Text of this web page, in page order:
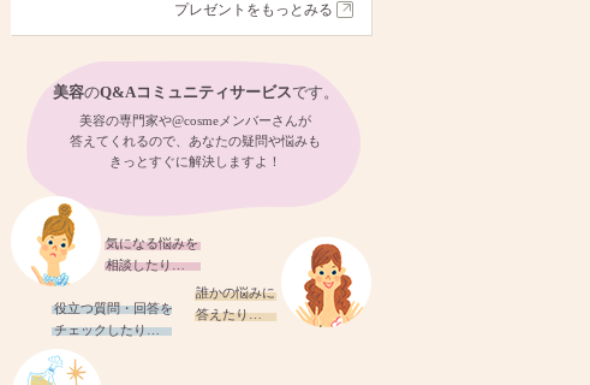
プレゼントをもっとみる
美容のQ&Aコミュニティサービスです。
美容の専門家や@cosmeメンバーさんが
答えてくれるので、あなたの疑問や悩みも
きっとすぐに解決しますよ！
気になる悩みを
相談したり…
誰かの悩みに
答えたり…
役立つ質問・回答を
チェックしたり…